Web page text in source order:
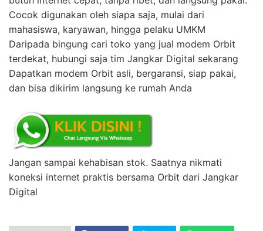
Cocok digunakan oleh siapa saja, mulai dari
mahasiswa, karyawan, hingga pelaku UMKM
Daripada bingung cari toko yang jual modem Orbit
terdekat, hubungi saja tim Jangkar Digital sekarang
Dapatkan modem Orbit asli, bergaransi, siap pakai,
dan bisa dikirim langsung ke rumah Anda
Jangan sampai kehabisan stok. Saatnya nikmati
koneksi internet praktis bersama Orbit dari Jangkar
Digital